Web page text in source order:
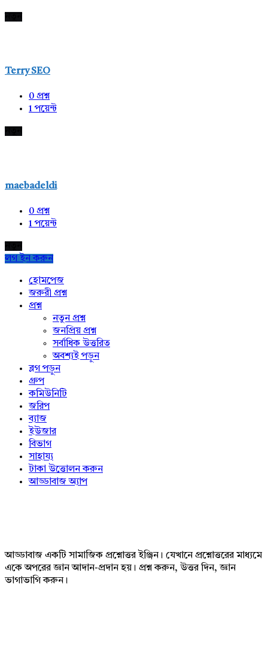
Terry SEO
0 প্রশ্ন
1পয়েন্ট
maebadeldi
0 প্রশ্ন
1পয়েন্ট
লগ ইন করুন
Exploreহোমপেজ
জরুরী প্রশ্ন
প্রশ্ন
নতুন প্রশ্ন
জনপ্রিয় প্রশ্ন
সর্বাধিক উত্তরিত
অবশ্যই পড়ুন
ব্লগ পড়ুন
গ্রুপ
কমিউনিটি
জরিপ
ব্যাজ
ইউজার
বিভাগ
সাহায্য
টাকা উত্তোলন করুন
আড্ডাবাজ অ্যাপ
আড্ডাবাজ একটি সামাজিক প্রশ্নোত্তর ইঞ্জিন। যেখানে প্রশ্নোত্তরের মাধ্যমে
একে অপরের জ্ঞান আদান-প্রদান হয়। প্রশ্ন করুন, উত্তর দিন, জ্ঞান
ভাগাভাগি করুন।